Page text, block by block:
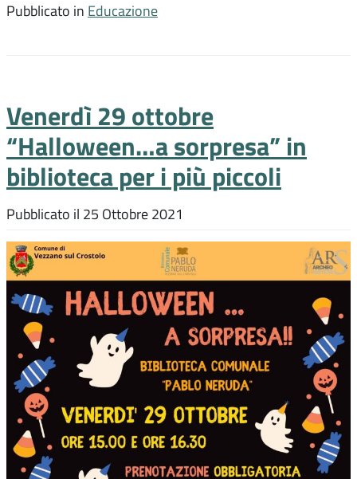
Pubblicato in Educazione
Venerdì 29 ottobre
“Halloween…a sorpresa” in
biblioteca per i più piccoli
Pubblicato il 25 Ottobre 2021